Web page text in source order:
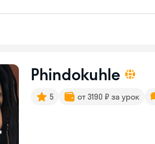
Phindokuhle
5 от 3190 ₽ за урок